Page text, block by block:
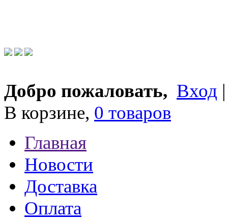
Добро пожаловать, Вход
В корзине, 0 товаров
Главная
Новости
Доставка
Оплата